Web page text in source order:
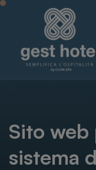
Sito web
sistema